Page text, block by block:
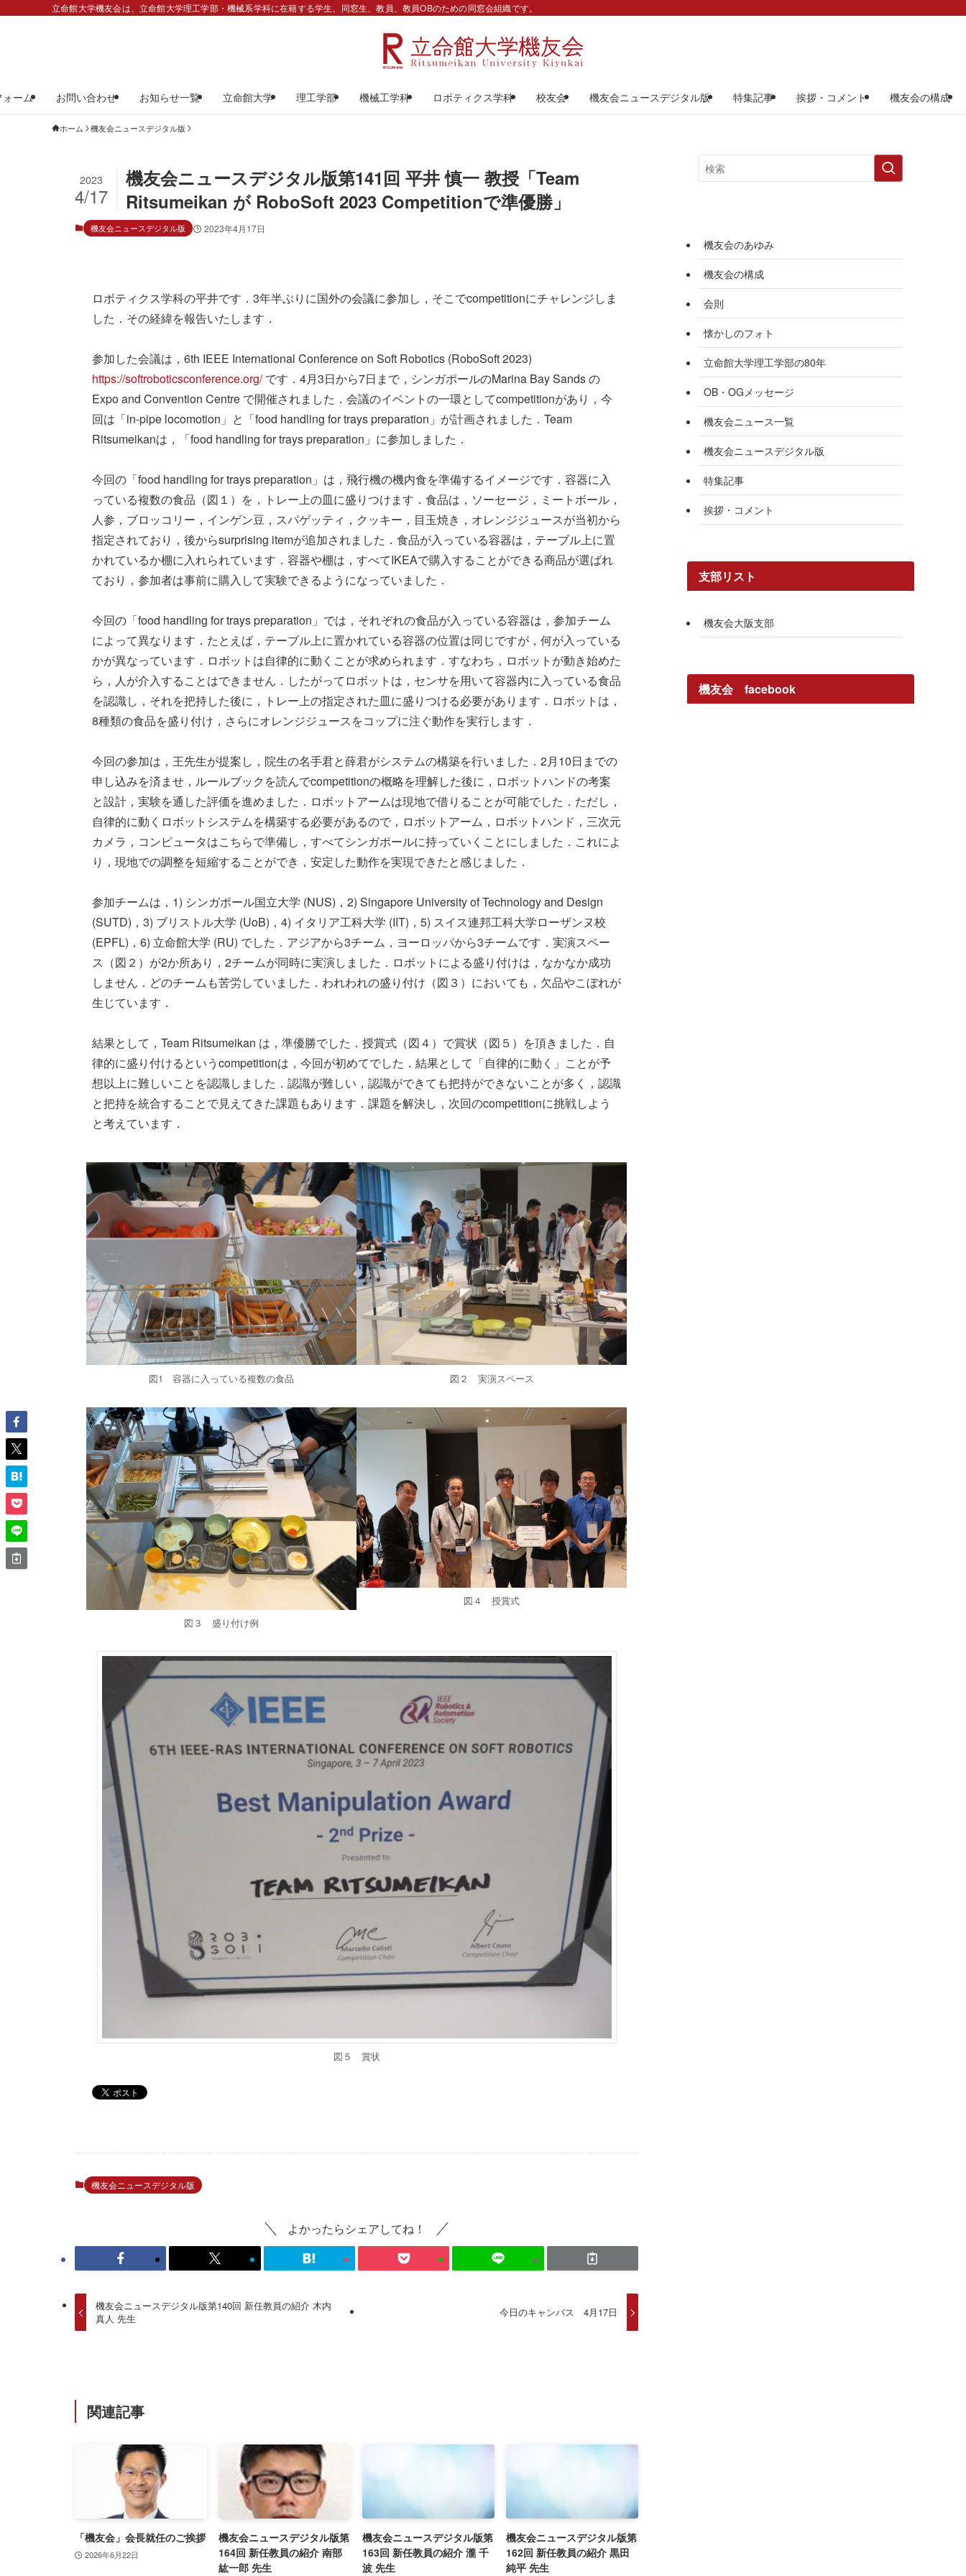
立命館大学機友会は、立命館大学理工学部・機械系学科に在籍する学生、同窓生、教員、教員OBのための同窓会組織です。
ーム お問い合わせ お知らせ一覧 立命館大学 理工学部 機械工学科 ロボティクス学科 校友会 機友会ニュースデジタル版 特集記事 挨拶・コメント 機友会の構成
ホーム 機友会ニュースデジタル版
機友会ニュースデジタル版第141回 平井 慎一 教授「Team
Ritsumeikan が RoboSoft 2023 Competitionで準優勝」
2023
4/17
機友会ニュースデジタル版 2023年4月17日
ロボティクス学科の平井です．3年半ぶりに国外の会議に参加し，そこでcompetitionにチャレンジしま
した．その経緯を報告いたします．
https://softroboticsconference.org/ です．4月3日から7日まで，シンガポールのMarina Bay Sands の
Expo and Convention Centre で開催されました．会議のイベントの一環としてcompetitionがあり，今
回は「in-pipe locomotion」と「food handling for trays preparation」が計画されました．Team
Ritsumeikanは，「food handling for trays preparation」に参加しました．
今回の「food handling for trays preparation」は，飛行機の機内食を準備するイメージです．容器に入
っている複数の食品（図１）を，トレー上の皿に盛りつけます．食品は，ソーセージ，ミートボール，
人参，ブロッコリー，インゲン豆，スパゲッティ，クッキー，目玉焼き，オレンジジュースが当初から
指定されており，後からsurprising itemが追加されました．食品が入っている容器は，テーブル上に置
かれているか棚に入れられています．容器や棚は，すべてIKEAで購入することができる商品が選ばれ
ており，参加者は事前に購入して実験できるようになっていました．
今回の「food handling for trays preparation」では，それぞれの食品が入っている容器は，参加チーム
によって異なります．たとえば，テーブル上に置かれている容器の位置は同じですが，何が入っている
かが異なっています．ロボットは自律的に動くことが求められます．すなわち，ロボットが動き始めた
ら，人が介入することはできません．したがってロボットは，センサを用いて容器内に入っている食品
を認識し，それを把持した後に，トレー上の指定された皿に盛りつける必要があります．ロボットは，
8種類の食品を盛り付け，さらにオレンジジュースをコップに注ぐ動作を実行します．
今回の参加は，王先生が提案し，院生の名手君と薛君がシステムの構築を行いました．2月10日までの
申し込みを済ませ，ルールブックを読んでcompetitionの概略を理解した後に，ロボットハンドの考案
と設計，実験を通した評価を進めました．ロボットアームは現地で借りることが可能でした．ただし，
自律的に動くロボットシステムを構築する必要があるので，ロボットアーム，ロボットハンド，三次元
カメラ，コンピュータはこちらで準備し，すべてシンガポールに持っていくことにしました．これによ
り，現地での調整を短縮することができ，安定した動作を実現できたと感じました．
参加チームは，1) シンガポール国立大学 (NUS)，2) Singapore University of Technology and Design
(SUTD)，3) ブリストル大学 (UoB)，4) イタリア工科大学 (IIT)，5) スイス連邦工科大学ローザンヌ校
(EPFL)，6) 立命館大学 (RU) でした．アジアから3チーム，ヨーロッパから3チームです．実演スペー
ス（図２）が2か所あり，2チームが同時に実演しました．ロボットによる盛り付けは，なかなか成功
しません．どのチームも苦労していました．われわれの盛り付け（図３）においても，欠品やこぼれが
生じています．
結果として，Team Ritsumeikan は，準優勝でした．授賞式（図４）で賞状（図５）を頂きました．自
律的に盛り付けるというcompetitionは，今回が初めてでした．結果として「自律的に動く」ことが予
想以上に難しいことを認識しました．認識が難しい，認識ができても把持ができないことが多く，認識
と把持を統合することで見えてきた課題もあります．課題を解決し，次回のcompetitionに挑戦しよう
と考えています．
図1 容器に入っている複数の食品 図２ 実演スペース
図３ 盛り付け例
図４ 授賞式
図５ 賞状
機友会ニュースデジタル版
よかったらシェアしてね！
機友会ニュースデジタル版第140回 新任教員の紹介 木内
真人 先生
今日のキャンパス 4月17日
関連記事
「機友会」会長就任のご挨拶
2026年6月22日
機友会ニュースデジタル版第
164回 新任教員の紹介 南部
紘一郎 先生
機友会ニュースデジタル版第
163回 新任教員の紹介 瀧 千
波 先生
機友会ニュースデジタル版第
162回 新任教員の紹介 黒田
純平 先生
機友会のあゆみ
機友会の構成
会則
懐かしのフォト
立命館大学理工学部の80年
OB・OGメッセージ
機友会ニュース一覧
機友会ニュースデジタル版
特集記事
挨拶・コメント
支部リスト
機友会大阪支部
機友会 facebook